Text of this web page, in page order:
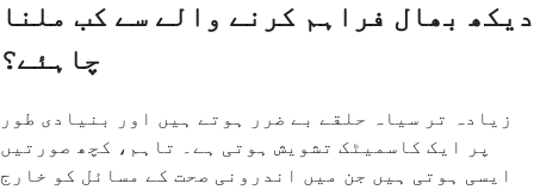
دیکھ بھال فراہم کرنے والے سے کب ملنا
چاہئے؟
زیادہ تر سیاہ حلقے بے ضرر ہوتے ہیں اور بنیادی طور
پر ایک کاسمیٹک تشویش ہوتی ہے۔ تاہم، کچھ صورتیں
ایسی ہوتی ہیں جن میں اندرونی صحت کے مسائل کو خارج